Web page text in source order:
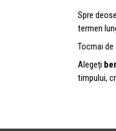
Spre
termen
Tocmai
Alegeți
timpului,